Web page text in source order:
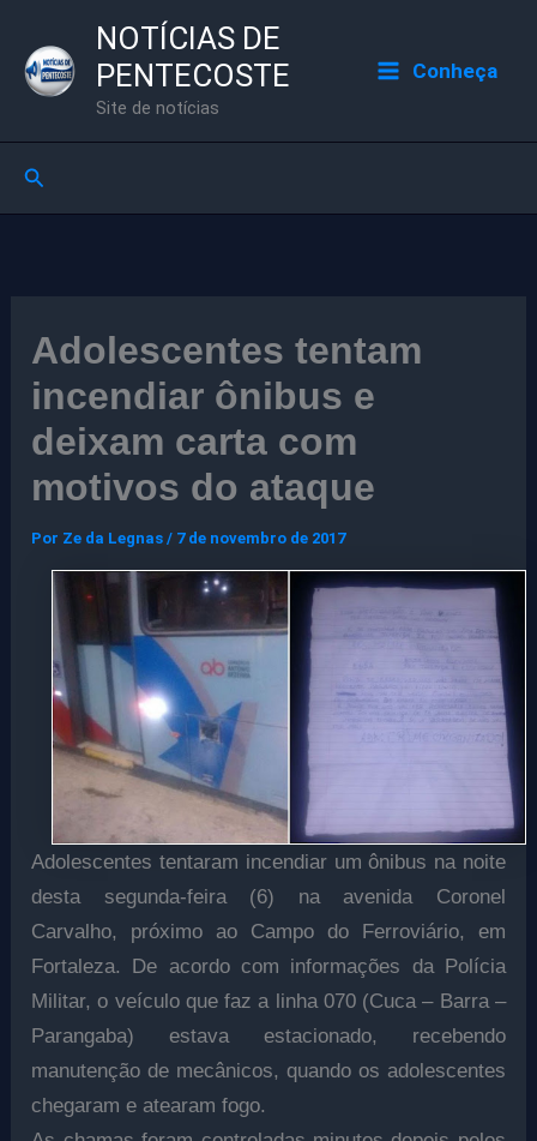
para
NOTÍCIAS DE
PENTECOSTE
Site de notícias
Conheça
Pesquisar
Adolescentes tentam
incendiar ônibus e
deixam carta com
motivos do ataque
Por Ze da Legnas/ 7 de novembro de 2017
Adolescentes tentaram incendiar um ônibus na noite
desta segunda-feira (6) na avenida Coronel
Carvalho, próximo ao Campo do Ferroviário, em
Fortaleza. De acordo com informações da Polícia
Militar, o veículo que faz a linha 070 (Cuca – Barra –
Parangaba) estava estacionado, recebendo
manutenção de mecânicos, quando os adolescentes
chegaram e atearam fogo.